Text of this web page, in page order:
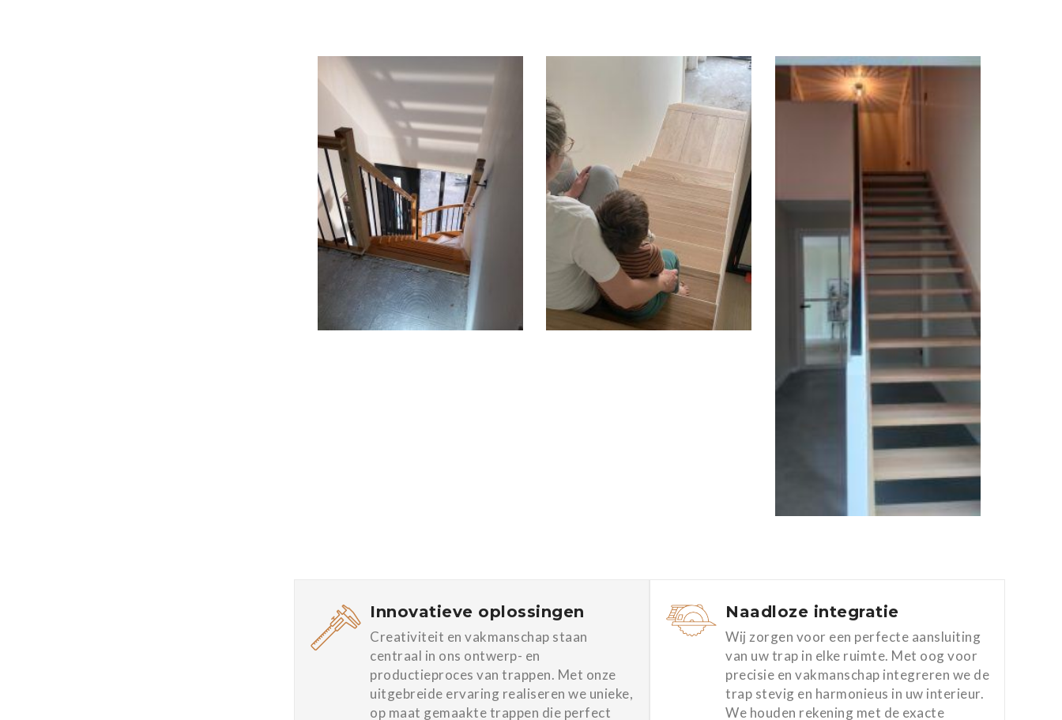
Innovatieve oplossingen
Creativiteit en vakmanschap staan
centraal in ons ontwerp- en
productieproces van trappen. Met onze
uitgebreide ervaring realiseren we unieke,
op maat gemaakte trappen die perfect
Naadloze integratie
Wij zorgen voor een perfecte aansluiting
van uw trap in elke ruimte. Met oog voor
precisie en vakmanschap integreren we de
trap stevig en harmonieus in uw interieur.
We houden rekening met de exacte